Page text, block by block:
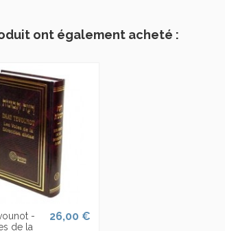
ont également acheté :
-
de la
26,00 €